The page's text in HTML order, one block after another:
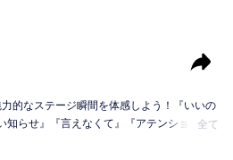
的なステージ瞬間を体感しよう！『いいの
知らせ』『言えなくて』『アテンション』
全て